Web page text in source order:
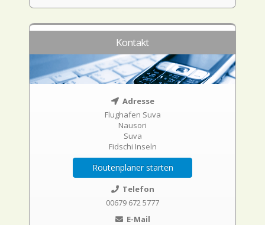
Kontakt
Adresse
Flughafen Suva
Nausori
Suva
Fidschi Inseln
Routenplaner starten
Telefon
00679 672 5777
E-Mail